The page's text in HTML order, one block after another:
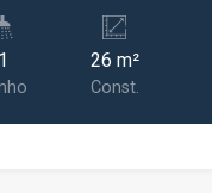
privilegiada, no
m² de área
sala comercial é ideal
consultórios,
e diversos
1 26 m²
Const.